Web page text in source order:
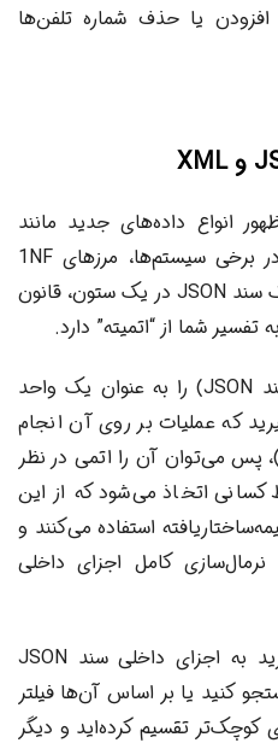
افزودن یا حذف شماره تلفن‌ها
انواع داده‌های جدید مانند
JSON، XML و حتی آرایه‌ها در برخی سیستم‌ها، مرزهای 1NF
کمی مبهم شده‌اند. آیا ذخیره یک سند JSON در یک ستون، قانون
اگر محتوای ستون (مثلاً یک سند JSON) را به عنوان یک واحد
که عملیات بر روی آن انجام
پس می‌توان آن را اتمی در نظر
اتخاذ می‌شود که از این
استفاده می‌کنند و
کامل اجزای داخلی
با این حال، اگر شما قصد دارید به اجزای داخلی سند JSON
کنید یا بر اساس آن‌ها فیلتر
کوچک‌تر تقسیم کرده‌اید و دیگر